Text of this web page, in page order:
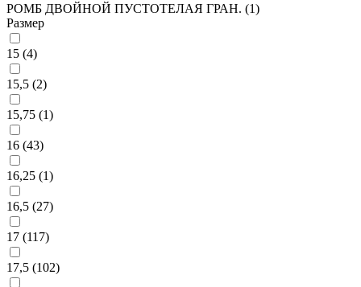
РОМБ ДВОЙНОЙ ПУСТОТЕЛАЯ ГРАН. (1)
Размер
15 (4)
15,5 (2)
15,75 (1)
16 (43)
16,25 (1)
16,5 (27)
17 (117)
17,5 (102)